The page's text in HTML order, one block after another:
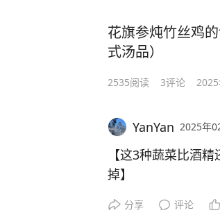
花旗参炖竹丝鸡
式汤品）
2535阅读 3评论
YanYan 2025年
【这3种蔬菜比酒
掉】
肝脏是人体"解毒工
分享 评论